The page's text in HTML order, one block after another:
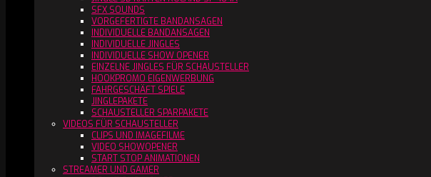
SFX SOUNDS
VORGEFERTIGTE BANDANSAGEN
INDIVIDUELLE BANDANSAGEN
INDIVIDUELLE JINGLES
INDIVIDUELLE SHOW OPENER
EINZELNE JINGLES FÜR SCHAUSTELLER
HOOKPROMO EIGENWERBUNG
FAHRGESCHÄFT SPIELE
JINGLEPAKETE
SCHAUSTELLER SPARPAKETE
VIDEOS FÜR SCHAUSTELLER
CLIPS UND IMAGEFILME
VIDEO SHOWOPENER
START STOP ANIMATIONEN
STREAMER UND GAMER